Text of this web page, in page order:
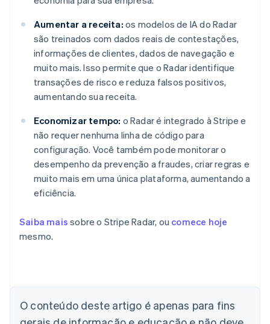
Aumentar a receita: os modelos de IA do Radar
são treinados com dados reais de contestações,
informações de clientes, dados de navegação e
muito mais. Isso permite que o Radar identifique
transações de risco e reduza falsos positivos,
aumentando sua receita.
Economizar tempo: o Radar é integrado à Stripe e
não requer nenhuma linha de código para
configuração. Você também pode monitorar o
desempenho da prevenção a fraudes, criar regras e
muito mais em uma única plataforma, aumentando a
eficiência.
Saiba mais sobre o Stripe Radar, ou comece hoje
mesmo.
O conteúdo deste artigo é apenas para fins
Austrália
English
Áustria